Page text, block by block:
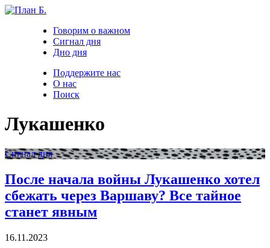
Говорим о важном
Сигнал дня
Дно дня
Поддержите нас
О нас
Поиск
Лукашенко
Сигнал дня
После начала войны Лукашенко хотел
сбежать через Варшаву? Все тайное
станет явным
16.11.2023